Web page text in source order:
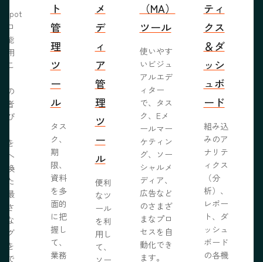
ロ
能
用
こ
の
者
び
を
へ
換
た
最
さ
な
グ
を
で
ト
管
理
ツ
ー
ル
タス
ク、
期
限、
資料
を多
面的
に把
握し
て、
業務
メ
デ
ィ
ア
管
理
ツ
ー
ル
便利
なツ
ール
を利
用し
て、
（MA）
ツール
使いやす
いビジュ
アルエデ
ィター
で、タス
ク、Eメ
ールマー
ケティン
グ、ソー
シャルメ
ディア、
広告など
のさまざ
まなプロ
セスを自
動化でき
ます。
ティ
クス
＆ダ
ッシ
ュボ
ード
組み込
みのア
ナリテ
ィクス
（分
析）、
レポー
ト、ダ
ッシュ
ボード
の各機